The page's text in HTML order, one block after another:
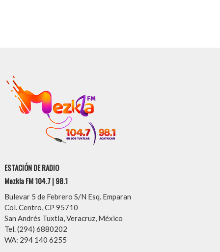
ESTACIÓN DE RADIO
Mezkla FM 104.7 | 98.1
Bulevar 5 de Febrero S/N Esq. Emparan
Col. Centro, CP 95710
San Andrés Tuxtla, Veracruz, México
Tel. (294) 6880202
WA: 294 140 6255